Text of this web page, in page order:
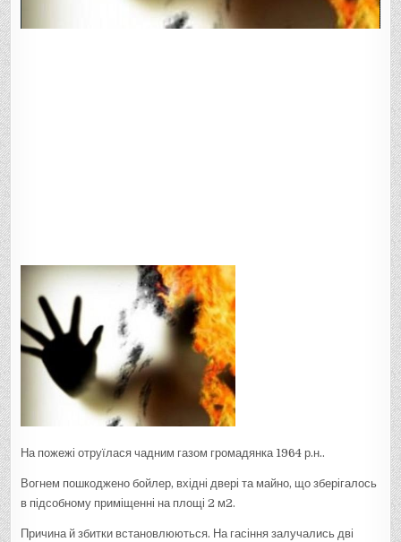
На пожежі отруїлася чадним газом громадянка 1964 р.н..
Вогнем пошкоджено бойлер, вхідні двері та майно, що зберігалось
в підсобному приміщенні на площі 2 м2.
Причина й збитки встановлюються. На гасіння залучались дві